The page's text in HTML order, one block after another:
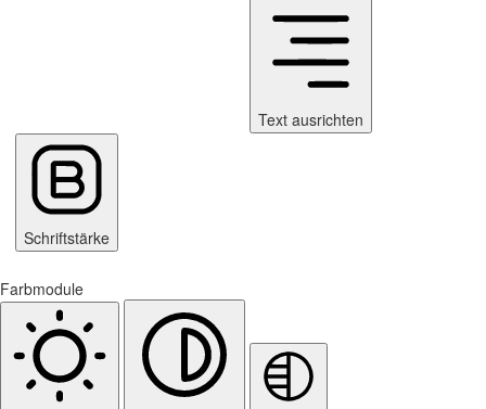
Text ausrichten
Schriftstärke
Farbmodule